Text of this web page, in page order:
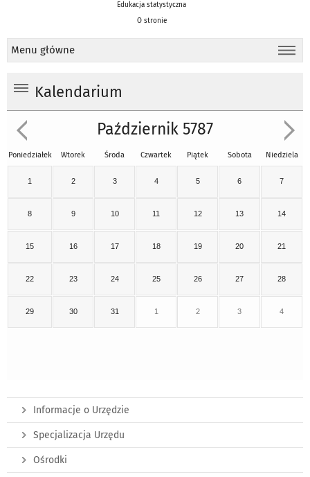
Edukacja statystyczna
O stronie
Menu główne
Kalendarium
Październik 5787
Poniedziałek Wtorek Środa Czwartek Piątek Sobota Niedziela
1 2 3 4 5 6 7
8 9 10 11 12 13 14
15 16 17 18 19 20 21
22 23 24 25 26 27 28
29 30 31 1 2 3 4
Informacje o Urzędzie
Specjalizacja Urzędu
Ośrodki